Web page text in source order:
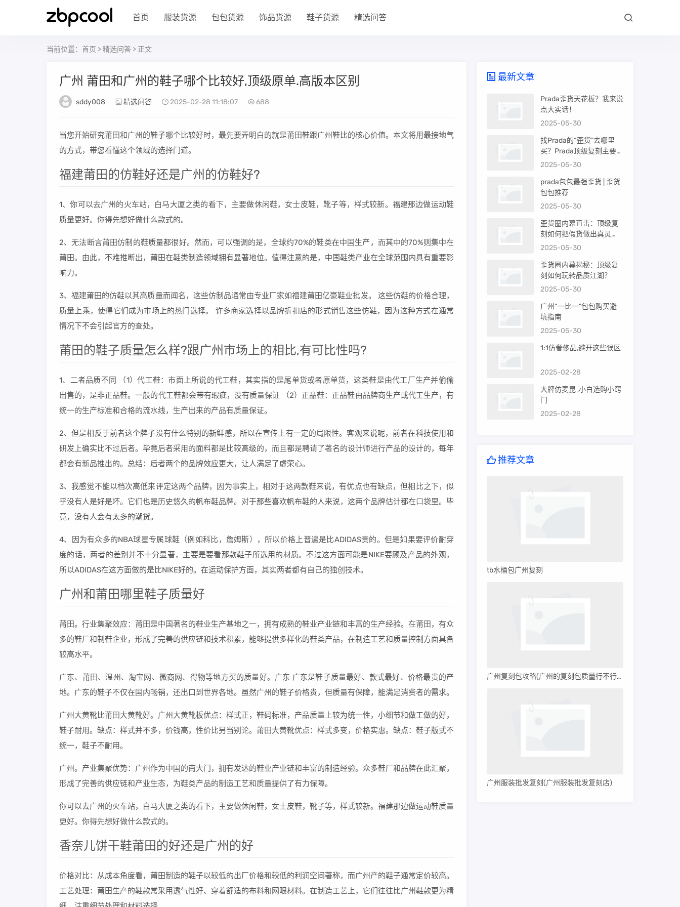
首页 服装货源 包包货源 饰品货源 鞋子货源 精选问答
当前位置： 首页 >精选问答 > 正文
广州 莆田和广州的鞋子哪个比较好,顶级原单.高版本区别
sddy008 精选问答 2025-02-28 11:18:07 688
当您开始研究莆田和广州的鞋子哪个比较好时，最先要弄明白的就是莆田鞋跟广州鞋比的核心价值。本文将用最接地气
的方式，带您看懂这个领域的选择门道。
福建莆田的仿鞋好还是广州的仿鞋好?
1、你可以去广州的火车站，白马大厦之类的看下，主要做休闲鞋，女士皮鞋，靴子等，样式较新。福建那边做运动鞋
质量更好。你得先想好做什么款式的。
2、无法断言莆田仿制的鞋质量都很好。然而，可以强调的是，全球约70%的鞋类在中国生产，而其中的70%则集中在
莆田。由此，不难推断出，莆田在鞋类制造领域拥有显著地位。值得注意的是，中国鞋类产业在全球范围内具有重要影
响力。
3、福建莆田的仿鞋以其高质量而闻名，这些仿制品通常由专业厂家如福建莆田亿豪鞋业批发。 这些仿鞋的价格合理，
质量上乘，使得它们成为市场上的热门选择。 许多商家选择以品牌折扣店的形式销售这些仿鞋，因为这种方式在通常
情况下不会引起官方的查处。
莆田的鞋子质量怎么样?跟广州市场上的相比,有可比性吗?
1、二者品质不同 （1）代工鞋：市面上所说的代工鞋，其实指的是尾单货或者原单货，这类鞋是由代工厂生产并偷偷
出售的，是非正品鞋。一般的代工鞋都会带有瑕疵，没有质量保证 （2）正品鞋：正品鞋由品牌商生产或代工生产，有
统一的生产标准和合格的流水线，生产出来的产品有质量保证。
2、但是相反于前者这个牌子没有什么特别的新鲜感，所以在宣传上有一定的局限性。客观来说呢，前者在科技使用和
研发上确实比不过后者。毕竟后者采用的面料都是比较高级的，而且都是聘请了著名的设计师进行产品的设计的，每年
都会有新品推出的。总结：后者两个的品牌效应更大，让人满足了虚荣心。
3、我感觉不能以档次高低来评定这两个品牌，因为事实上，相对于这两款鞋来说，有优点也有缺点，但相比之下，似
乎没有人是好是坏。它们也是历史悠久的帆布鞋品牌。对于那些喜欢帆布鞋的人来说，这两个品牌估计都在口袋里。毕
竟，没有人会有太多的潮货。
4、因为有众多的NBA球星专属球鞋（例如科比，詹姆斯），所以价格上普遍是比ADIDAS贵的。但是如果要评价耐穿
度的话，两者的差别并不十分显著，主要是要看那款鞋子所选用的材质。不过这方面可能是NIKE要顾及产品的外观，
所以ADIDAS在这方面做的是比NIKE好的。在运动保护方面，其实两者都有自己的独创技术。
广州和莆田哪里鞋子质量好
莆田。行业集聚效应：莆田是中国著名的鞋业生产基地之一，拥有成熟的鞋业产业链和丰富的生产经验。在莆田，有众
多的鞋厂和制鞋企业，形成了完善的供应链和技术积累，能够提供多样化的鞋类产品，在制造工艺和质量控制方面具备
较高水平。
广东、莆田、温州、淘宝网、微商网、得物等地方买的质量好。广东 广东是鞋子质量最好、款式最好、价格最贵的产
地。广东的鞋子不仅在国内畅销，还出口到世界各地。虽然广州的鞋子价格贵，但质量有保障，能满足消费者的需求。
广州大黄靴比莆田大黄靴好。广州大黄靴板优点：样式正，鞋码标准，产品质量上较为统一性，小细节和做工做的好，
鞋子耐用。缺点：样式并不多，价钱高，性价比另当别论。莆田大黄靴优点：样式多变，价格实惠。缺点：鞋子版式不
统一，鞋子不耐用。
广州。产业集聚优势：广州作为中国的南大门，拥有发达的鞋业产业链和丰富的制造经验。众多鞋厂和品牌在此汇聚，
形成了完善的供应链和产业生态，为鞋类产品的制造工艺和质量提供了有力保障。
你可以去广州的火车站，白马大厦之类的看下，主要做休闲鞋，女士皮鞋，靴子等，样式较新。福建那边做运动鞋质量
更好。你得先想好做什么款式的。
香奈儿饼干鞋莆田的好还是广州的好
价格对比：从成本角度看，莆田制造的鞋子以较低的出厂价格和较低的利润空间著称，而广州产的鞋子通常定价较高。
工艺处理：莆田生产的鞋款常采用透气性好、穿着舒适的布料和网眼材料。在制造工艺上，它们往往比广州鞋款更为精
最新文章
Prada歪货天花板？我来说
点大实话！
2025-05-30
找Prada的“歪货”去哪里
买？Prada顶级复刻主要渠
道盘点
2025-05-30
prada包包最强歪货 | 歪货
包包推荐
2025-05-30
歪货圈内幕直击：顶级复
刻如何把假货做出真灵
魂？
2025-05-30
歪货圈内幕揭秘：顶级复
刻如何玩转品质江湖？
2025-05-30
广州“一比一”包包购买避
坑指南
2025-05-30
1:1仿奢侈品,避开这些误区
2025-02-28
大牌仿麦昆 ,小白选购小窍
门
2025-02-28
推荐文章
tb水桶包广州复刻
广州复刻包攻略(广州的复刻包质量行不行呀)
广州服装批发复刻(广州服装批发复刻店)